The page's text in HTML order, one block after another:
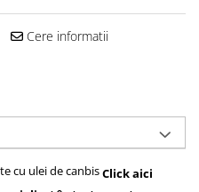
Cere informatii
Click aici